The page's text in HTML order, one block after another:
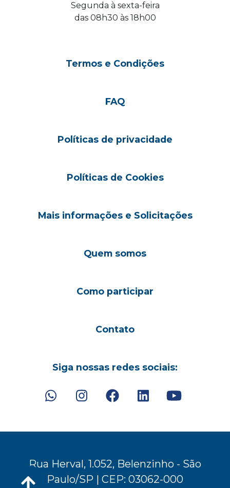
Segunda à sexta-feira
das 08h30 às 18h00
Termos e Condições
FAQ
Políticas de privacidade
Políticas de Cookies
Mais informações e Solicitações
Quem somos
Como participar
Contato
Siga nossas redes sociais:
Rua Herval, 1.052, Belenzinho - São
Paulo/SP | CEP: 03062-000